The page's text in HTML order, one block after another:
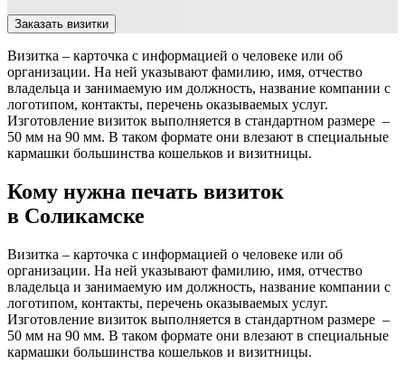
Заказать визитки
Визитка – карточка с информацией о человеке или об
организации. На ней указывают фамилию, имя, отчество
владельца и занимаемую им должность, название компании с
логотипом, контакты, перечень оказываемых услуг.
Изготовление визиток выполняется в стандартном размере –
50 мм на 90 мм. В таком формате они влезают в специальные
кармашки большинства кошельков и визитницы.
Кому нужна печать визиток
в Соликамске
Визитка – карточка с информацией о человеке или об
организации. На ней указывают фамилию, имя, отчество
владельца и занимаемую им должность, название компании с
логотипом, контакты, перечень оказываемых услуг.
Изготовление визиток выполняется в стандартном размере –
50 мм на 90 мм. В таком формате они влезают в специальные
кармашки большинства кошельков и визитницы.